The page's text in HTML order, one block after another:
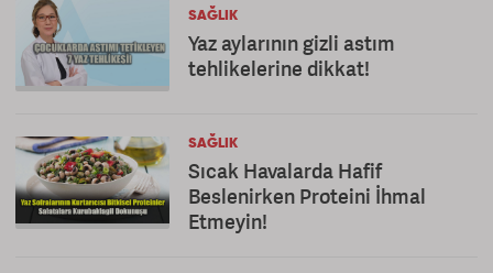
SAĞLIK
Yaz aylarının gizli astım
tehlikelerine dikkat!
SAĞLIK
Sıcak Havalarda Hafif
Beslenirken Proteini İhmal
Etmeyin!